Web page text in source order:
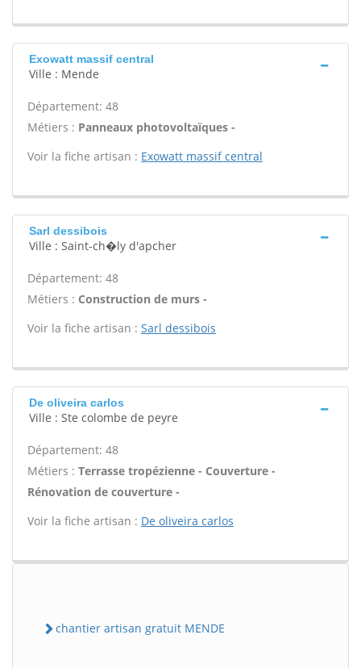
Exowatt massif central
Ville : Mende
Département: 48
Métiers : Panneaux photovoltaïques -
Voir la fiche artisan : Exowatt massif central
Sarl dessibois
Ville : Saint-ch�ly d'apcher
Département: 48
Métiers : Construction de murs -
Voir la fiche artisan : Sarl dessibois
De oliveira carlos
Ville : Ste colombe de peyre
Département: 48
Métiers : Terrasse tropézienne - Couverture -
Rénovation de couverture -
Voir la fiche artisan : De oliveira carlos
chantier artisan gratuit MENDE